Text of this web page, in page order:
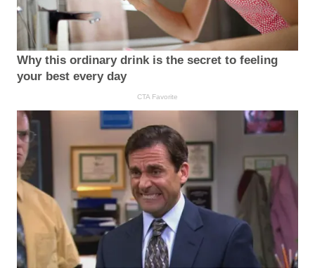
Why this ordinary drink is the secret to feeling
your best every day
CTA Favorite